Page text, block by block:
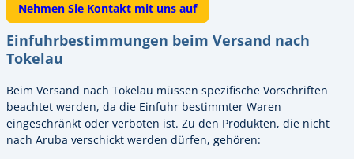
Nehmen Sie Kontakt mit uns auf
Einfuhrbestimmungen beim Versand nach
Tokelau
Beim Versand nach Tokelau müssen spezifische Vorschriften
beachtet werden, da die Einfuhr bestimmter Waren
eingeschränkt oder verboten ist. Zu den Produkten, die nicht
nach Aruba verschickt werden dürfen, gehören: